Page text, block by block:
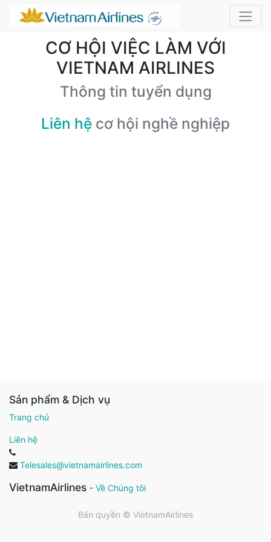
CƠ HỘI VIỆC LÀM VỚI
VIETNAM AIRLINES
Thông tin tuyển dụng
Liên hệ cơ hội nghề nghiệp
Sản phẩm & Dịch vụ
Trang chủ
Liên hệ
Telesales@vietnamairlines.com
VietnamAirlines - Về Chúng tôi
Bản quyền © VietnamAirlines